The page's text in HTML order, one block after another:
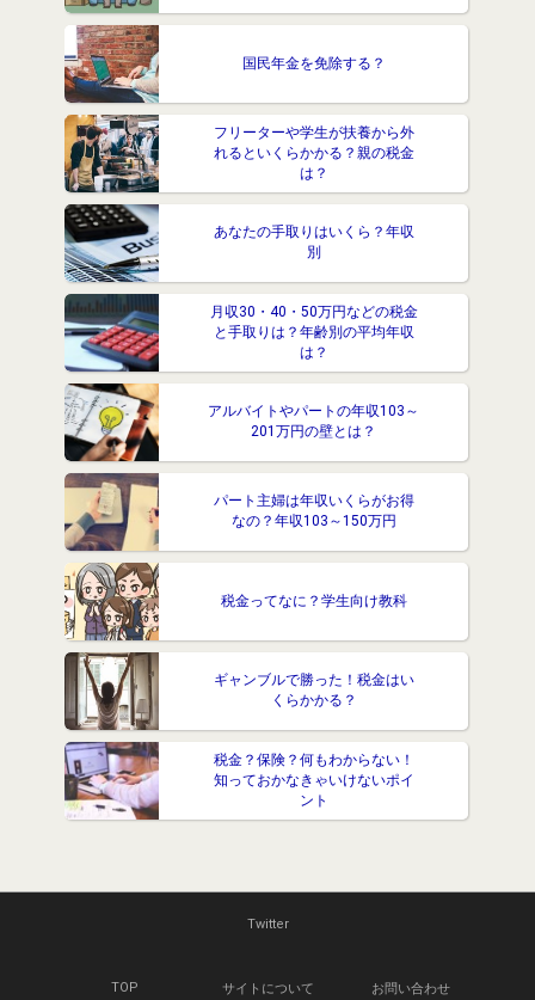
国民年金を免除する？
フリーターや学生が扶養から外
れるといくらかかる？親の税金
は？
あなたの手取りはいくら？年収
別
月収30・40・50万円などの税金
と手取りは？年齢別の平均年収
は？
アルバイトやパートの年収103～
201万円の壁とは？
パート主婦は年収いくらがお得
なの？年収103～150万円
税金ってなに？学生向け教科
ギャンブルで勝った！税金はい
くらかかる？
税金？保険？何もわからない！
知っておかなきゃいけないポイ
ント
Twitter
TOP サイトについて お問い合わせ